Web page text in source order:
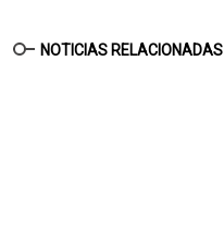
NOTICIAS RELACIONADAS